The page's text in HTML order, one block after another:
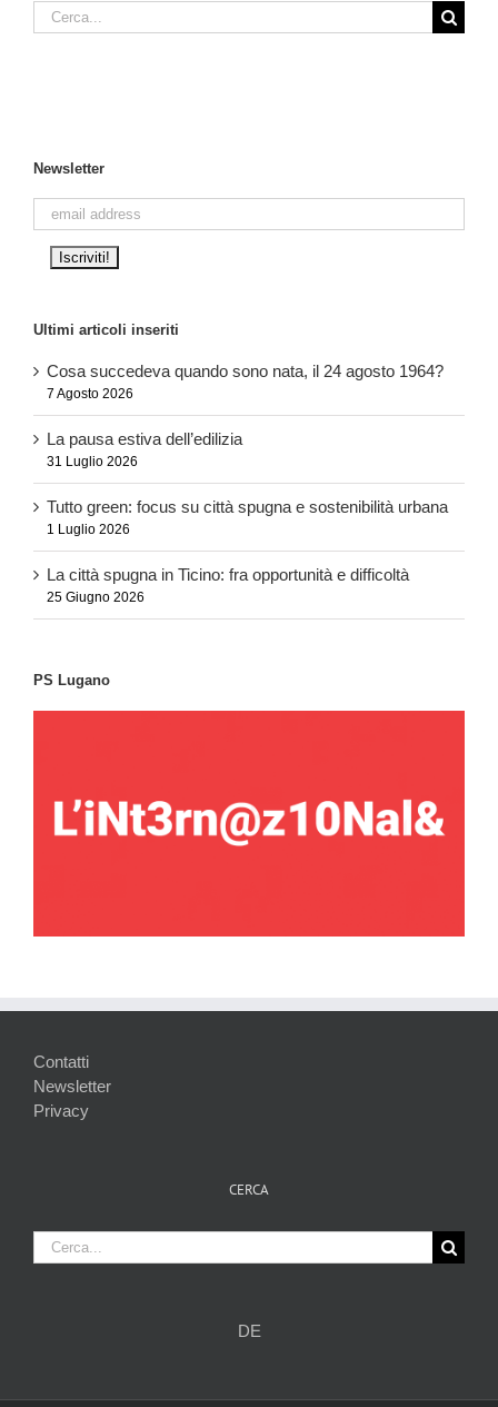
Cerca
per:
Newsletter
Ultimi articoli inseriti
Cosa succedeva quando sono nata, il 24 agosto 1964?
7 Agosto 2026
La pausa estiva dell’edilizia
31 Luglio 2026
Tutto green: focus su città spugna e sostenibilità urbana
1 Luglio 2026
La città spugna in Ticino: fra opportunità e difficoltà
25 Giugno 2026
PS Lugano
Contatti
Newsletter
Privacy
CERCA
Cerca
per:
DE